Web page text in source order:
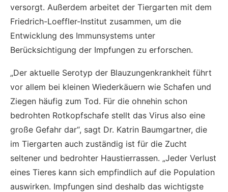
versorgt. Außerdem arbeitet der Tiergarten mit dem
Friedrich-Loeffler-Institut zusammen, um die
Entwicklung des Immunsystems unter
Berücksichtigung der Impfungen zu erforschen.
„Der aktuelle Serotyp der Blauzungenkrankheit führt
vor allem bei kleinen Wiederkäuern wie Schafen und
Ziegen häufig zum Tod. Für die ohnehin schon
bedrohten Rotkopfschafe stellt das Virus also eine
große Gefahr dar“, sagt Dr. Katrin Baumgartner, die
im Tiergarten auch zuständig ist für die Zucht
seltener und bedrohter Haustierrassen. „Jeder Verlust
eines Tieres kann sich empfindlich auf die Population
auswirken. Impfungen sind deshalb das wichtigste